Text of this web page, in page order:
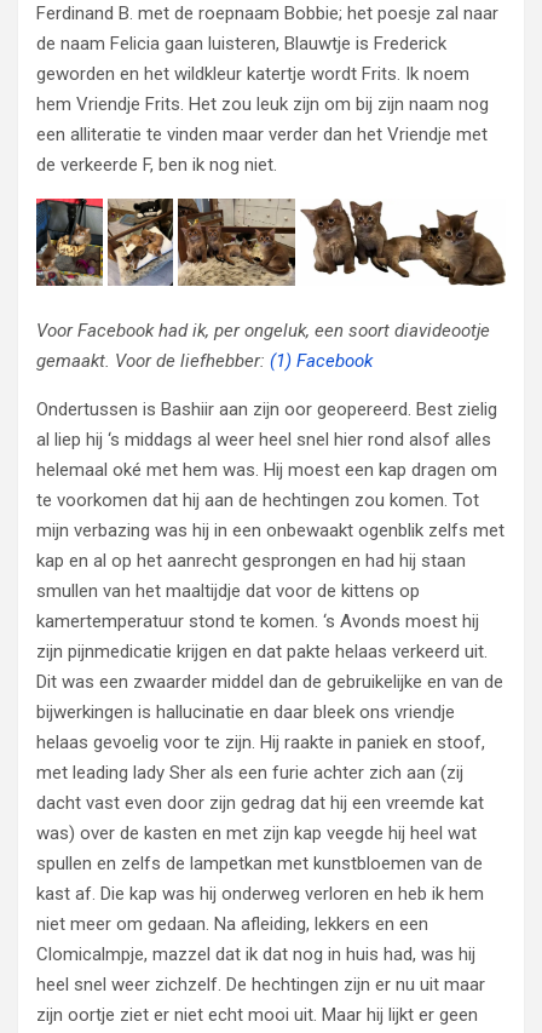
Ferdinand B. met de roepnaam Bobbie; het poesje zal naar
de naam Felicia gaan luisteren, Blauwtje is Frederick
geworden en het wildkleur katertje wordt Frits. Ik noem
hem Vriendje Frits. Het zou leuk zijn om bij zijn naam nog
een alliteratie te vinden maar verder dan het Vriendje met
de verkeerde F, ben ik nog niet.
Voor Facebook had ik, per ongeluk, een soort diavideootje
gemaakt. Voor de liefhebber: (1) Facebook
Ondertussen is Bashiir aan zijn oor geopereerd. Best zielig
al liep hij ‘s middags al weer heel snel hier rond alsof alles
helemaal oké met hem was. Hij moest een kap dragen om
te voorkomen dat hij aan de hechtingen zou komen. Tot
mijn verbazing was hij in een onbewaakt ogenblik zelfs met
kap en al op het aanrecht gesprongen en had hij staan
smullen van het maaltijdje dat voor de kittens op
kamertemperatuur stond te komen. ‘s Avonds moest hij
zijn pijnmedicatie krijgen en dat pakte helaas verkeerd uit.
Dit was een zwaarder middel dan de gebruikelijke en van de
bijwerkingen is hallucinatie en daar bleek ons vriendje
helaas gevoelig voor te zijn. Hij raakte in paniek en stoof,
met leading lady Sher als een furie achter zich aan (zij
dacht vast even door zijn gedrag dat hij een vreemde kat
was) over de kasten en met zijn kap veegde hij heel wat
spullen en zelfs de lampetkan met kunstbloemen van de
kast af. Die kap was hij onderweg verloren en heb ik hem
niet meer om gedaan. Na afleiding, lekkers en een
Clomicalmpje, mazzel dat ik dat nog in huis had, was hij
heel snel weer zichzelf. De hechtingen zijn er nu uit maar
zijn oortje ziet er niet echt mooi uit. Maar hij lijkt er geen